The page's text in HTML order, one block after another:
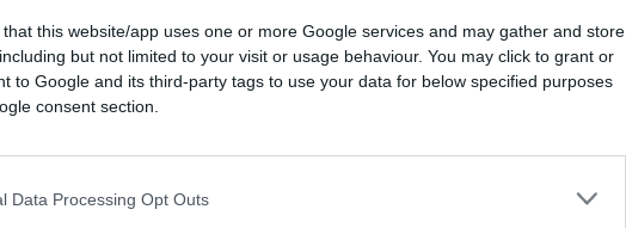
that this website/app uses one or more Google services and may gather and store
but not limited to your visit or usage behaviour. You may click to grant or
to Google and its third-party tags to use your data for below specified purposes
consent section.
Data Processing Opt Outs